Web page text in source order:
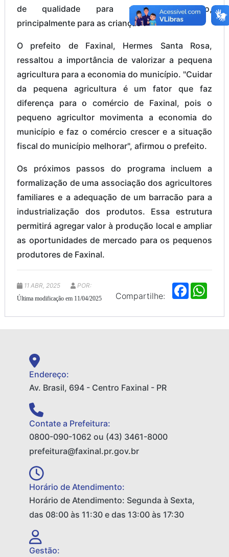
de qualidade para nossa população,
principalmente para as crianças".
O prefeito de Faxinal, Hermes Santa Rosa,
ressaltou a importância de valorizar a pequena
agricultura para a economia do município. "Cuidar
da pequena agricultura é um fator que faz
diferença para o comércio de Faxinal, pois o
pequeno agricultor movimenta a economia do
município e faz o comércio crescer e a situação
fiscal do município melhorar", afirmou o prefeito.
Os próximos passos do programa incluem a
formalização de uma associação dos agricultores
familiares e a adequação de um barracão para a
industrialização dos produtos. Essa estrutura
permitirá agregar valor à produção local e ampliar
as oportunidades de mercado para os pequenos
produtores de Faxinal.
Compartilhe:
F
a
b
s
11 ABR, 2025 POR:
Última modificação em 11/04/2025
Endereço:
Av. Brasil, 694 - Centro Faxinal - PR
Contate a Prefeitura:
0800-090-1062 ou (43) 3461-8000
prefeitura@faxinal.pr.gov.br
Horário de Atendimento:
Horário de Atendimento: Segunda à Sexta,
das 08:00 às 11:30 e das 13:00 às 17:30
Gestão: